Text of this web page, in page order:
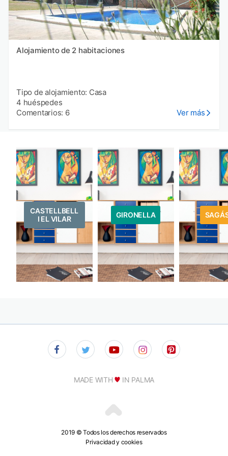
Alojamiento de 2 habitaciones
Tipo de alojamiento: Casa
4 huéspedes
Comentarios: 6
Ver más
CASTELLBELL
I EL VILAR
GIRONELLA
2019 © Todos los derechos reservados
Privacidad y cookies
MADE WITH IN PALMA